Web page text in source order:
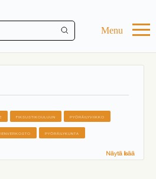
Menu
FIKSUSTIKOULUUN PYÖRÄILYVIIKKO
PYÖRÄILYKUNTA
Näytä lisää